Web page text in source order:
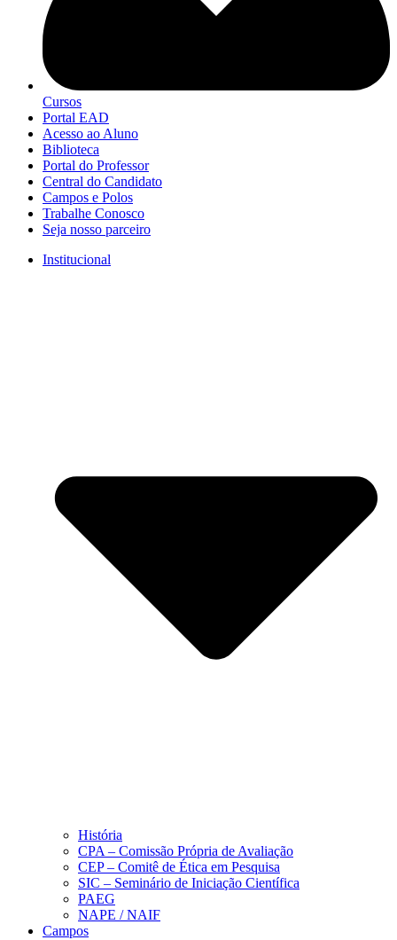
Cursos
Portal EAD
Acesso ao Aluno
Biblioteca
Portal do Professor
Central do Candidato
Campos e Polos
Trabalhe Conosco
Seja nosso parceiro
Institucional
História
CPA – Comissão Própria de Avaliação
CEP – Comitê de Ética em Pesquisa
SIC – Seminário de Iniciação Científica
PAEG
NAPE / NAIF
Campos